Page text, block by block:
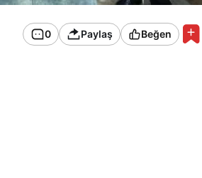
0 Paylaş Beğen